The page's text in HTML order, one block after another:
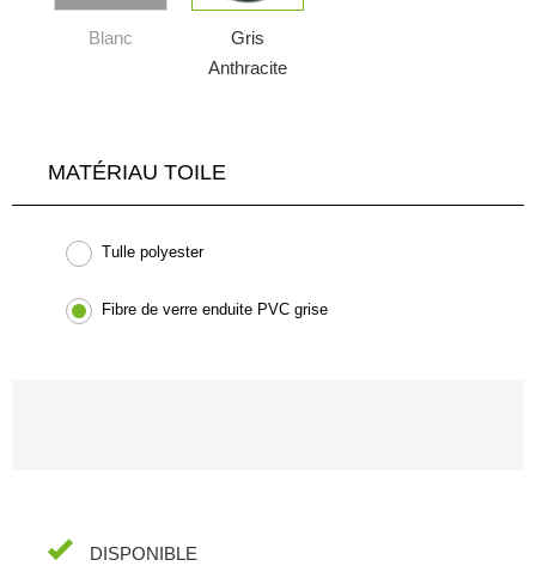
Blanc
Gris
Anthracite
MATÉRIAU TOILE
Tulle polyester
Fibre de verre enduite PVC grise
DISPONIBLE